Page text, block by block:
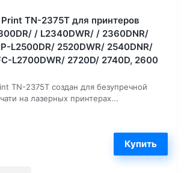
TN-2375T для принтеров
/ L2340DWR/ / 2360DNR/
L2500DR/ 2520DWR/ 2540DNR/
L2700DWR/ 2720D/ 2740D, 2600
TN-2375T создан для безупречной
на лазерных принтерах...